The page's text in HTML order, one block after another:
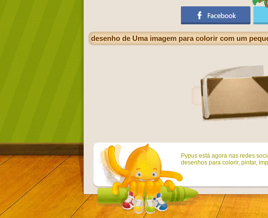
desenho de Uma imagem para colorir com um
Pypus está agora nas redes
desenhos para colorir, pintar,